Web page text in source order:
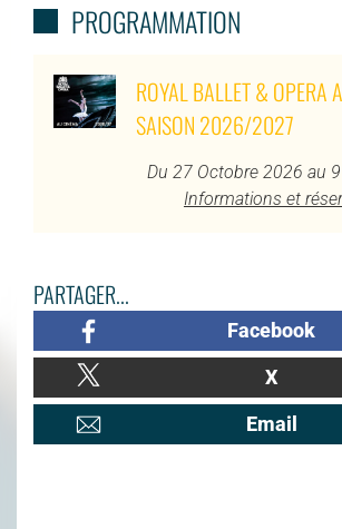
PROGRAMMATION
ROYAL BALLET & OPERA
SAISON 2026/2027
Du 27 Octobre 2026 au
Informations et
PARTAGER...
Facebook
X
Email